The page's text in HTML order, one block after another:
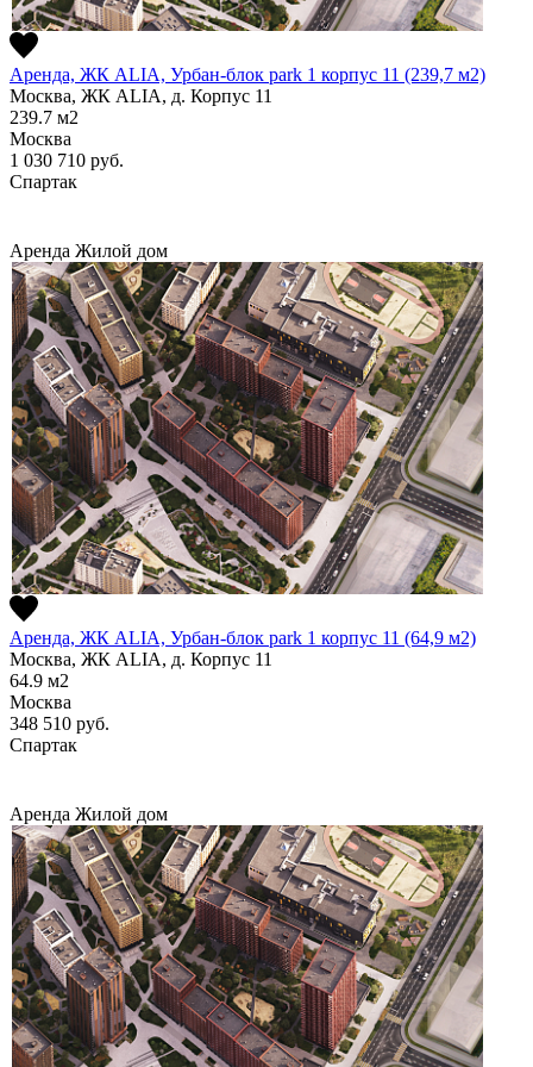
Аренда, ЖК ALIA, Урбан-блок park 1 корпус 11 (239,7 м2)
Москва, ЖК ALIA, д. Корпус 11
239.7 м2
Москва
1 030 710 руб.
Спартак
Аренда Жилой дом
Аренда, ЖК ALIA, Урбан-блок park 1 корпус 11 (64,9 м2)
Москва, ЖК ALIA, д. Корпус 11
64.9 м2
Москва
348 510 руб.
Спартак
Аренда Жилой дом